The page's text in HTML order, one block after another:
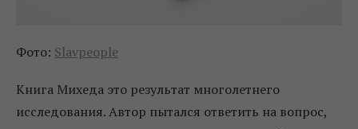
Фото: Slavpeople
Книга Михеда это результат многолетнего
исследования. Автор пытался ответить на вопрос,